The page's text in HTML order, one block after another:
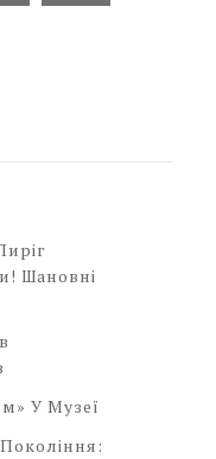
Шановні
У Музеї